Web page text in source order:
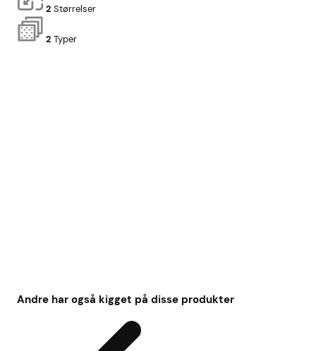
2 Størrelser
2 Typer
Andre har også kigget på disse produkter